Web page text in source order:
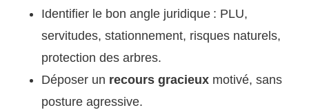
Identifier le bon angle juridique : PLU,
servitudes, stationnement, risques naturels,
protection des arbres.
Déposer un recours gracieux motivé, sans
posture agressive.